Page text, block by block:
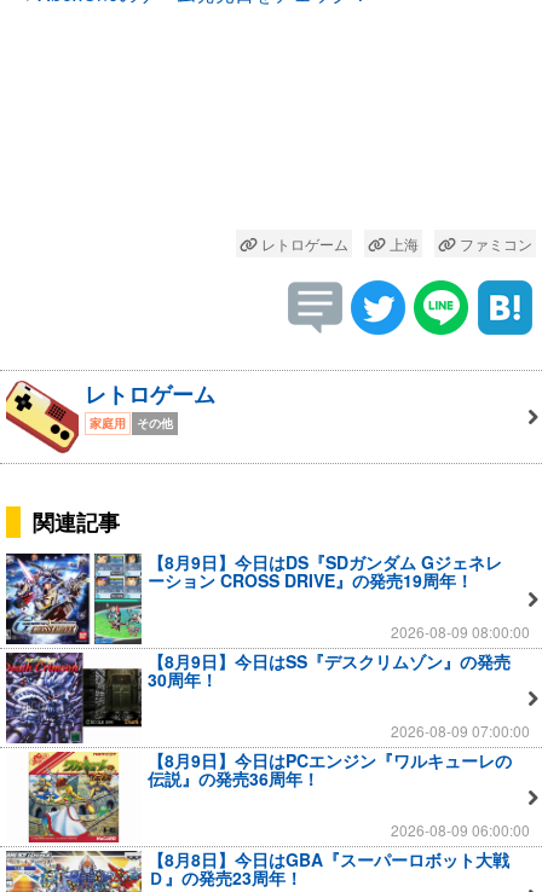
レトロゲーム 上海 ファミコン
レトロゲーム
家庭用 その他
関連記事
【8月9日】今日はDS『SDガンダム Gジェネレ
ーション CROSS DRIVE』の発売19周年！
2026-08-09 08:00:00
【8月9日】今日はSS『デスクリムゾン』の発売
30周年！
2026-08-09 07:00:00
【8月9日】今日はPCエンジン『ワルキューレの
伝説』の発売36周年！
2026-08-09 06:00:00
【8月8日】今日はGBA『スーパーロボット大戦
Ｄ』の発売23周年！